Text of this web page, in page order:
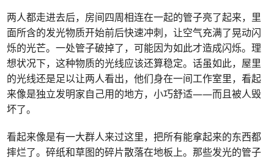
两人都走进去后，房间四周相连在一起的管子亮了起来，里
面所含的发光物质开始前后快速冲刺，让空气充满了晃动闪
烁的光芒。一处管子破掉了，可能因为如此才造成闪烁。理
想状况下，这种物质的光线应该还算稳定。话虽如此，屋里
的光线还是足以让两人看出，他们身在一间工作室里，看起
来像是独立发明家自己用的地方，小巧舒适——而且被人毁
坏了。
看起来像是有一大群人来过这里，把所有能拿起来的东西都
摔烂了。碎纸和草图的碎片散落在地板上。那些发光的管子